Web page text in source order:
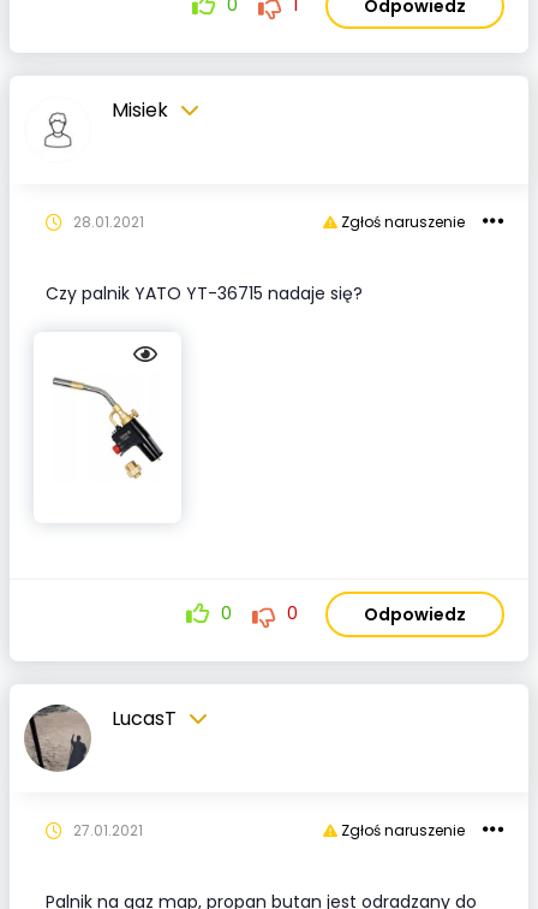
0 1 Odpowiedz
Misiek
Zgłoś naruszenie
28.01.2021
Czy palnik YATO YT-36715 nadaje się?
0 0 Odpowiedz
LucasT
Zgłoś naruszenie
27.01.2021
Palnik na gaz map, propan butan jest odradzany do